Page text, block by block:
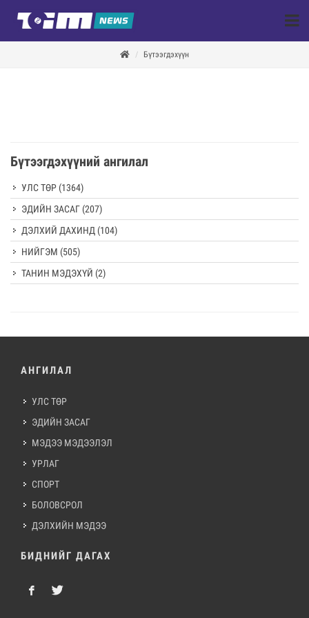
Бүтээгдэхүүн
Бүтээгдэхүүний ангилал
УЛС ТӨР (1364)
ЭДИЙН ЗАСАГ (207)
ДЭЛХИЙ ДАХИНД (104)
НИЙГЭМ (505)
ТАНИН МЭДЭХҮЙ (2)
АНГИЛАЛ
УЛС ТӨР
ЭДИЙН ЗАСАГ
МЭДЭЭ МЭДЭЭЛЭЛ
УРЛАГ
СПОРТ
БОЛОВСРОЛ
ДЭЛХИЙН МЭДЭЭ
БИДНИЙГ ДАГАХ